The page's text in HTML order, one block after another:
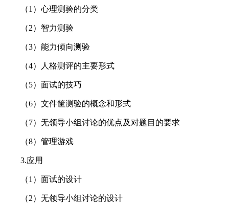
（1）心理测验的分类
（2）智力测验
（3）能力倾向测验
（4）人格测评的主要形式
（5）面试的技巧
（6）文件筐测验的概念和形式
（7）无领导小组讨论的优点及对题目的要求
（8）管理游戏
3.应用
（1）面试的设计
（2）无领导小组讨论的设计